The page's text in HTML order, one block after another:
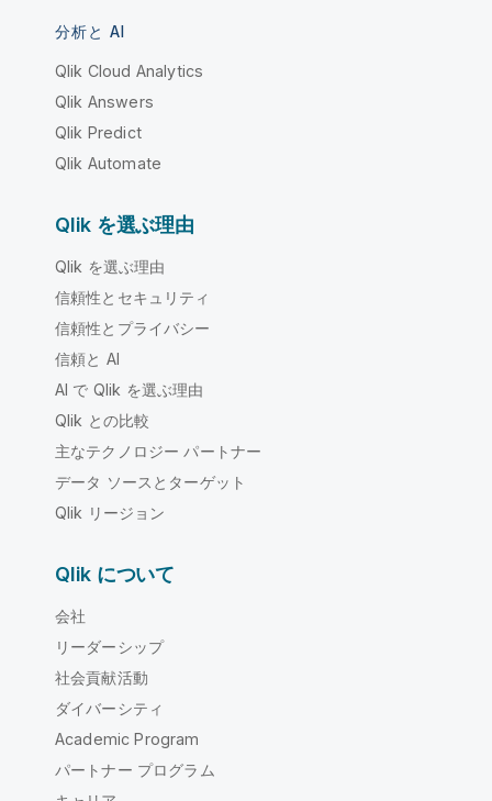
分析と AI
Qlik Cloud Analytics
Qlik Answers
Qlik Predict
Qlik Automate
Qlik を選ぶ理由
Qlik を選ぶ理由
信頼性とセキュリティ
信頼性とプライバシー
信頼と AI
AI で Qlik を選ぶ理由
Qlik との比較
主なテクノロジー パートナー
データ ソースとターゲット
Qlik リージョン
Qlik について
会社
リーダーシップ
社会貢献活動
ダイバーシティ
Academic Program
パートナー プログラム